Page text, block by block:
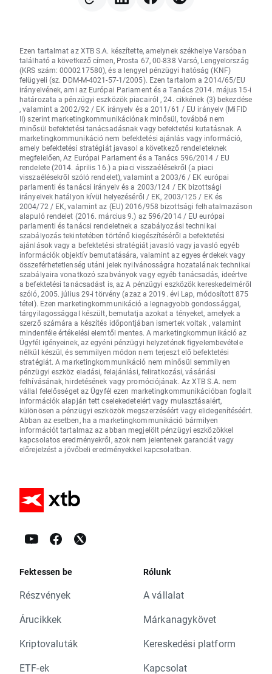
Ezen tartalmat az XTB S.A. készítette, amelynek székhelye Varsóban
található a következő címen, Prosta 67, 00-838 Varsó, Lengyelország
(KRS szám: 0000217580), és a lengyel pénzügyi hatóság (KNF)
felügyeli (sz. DDM-M-4021-57-1/2005). Ezen tartalom a 2014/65/EU
irányelvének, ami az Európai Parlament és a Tanács 2014. május 15-i
határozata a pénzügyi eszközök piacairól , 24. cikkének (3) bekezdése
, valamint a 2002/92 / EK irányelv és a 2011/61 / EU irányelv (MiFID
II) szerint marketingkommunikációnak minősül, továbbá nem
minősül befektetési tanácsadásnak vagy befektetési kutatásnak. A
marketingkommunikáció nem befektetési ajánlás vagy információ,
amely befektetési stratégiát javasol a következő rendeleteknek
megfelelően, Az Európai Parlament és a Tanács 596/2014 / EU
rendelete (2014. április 16.) a piaci visszaélésekről (a piaci
visszaélésekről szóló rendelet), valamint a 2003/6 / EK európai
parlamenti és tanácsi irányelv és a 2003/124 / EK bizottsági
irányelvek hatályon kívül helyezéséről / EK, 2003/125 / EK és
2004/72 / EK, valamint az (EU) 2016/958 bizottsági felhatalmazáson
alapuló rendelet (2016. március 9.) az 596/2014 / EU európai
parlamenti és tanácsi rendeletnek a szabályozási technikai
szabályozás tekintetében történő kiegészítéséről a befektetési
ajánlások vagy a befektetési stratégiát javasló vagy javasló egyéb
információk objektív bemutatására, valamint az egyes érdekek vagy
összeférhetetlenség utáni jelek nyilvánosságra hozatalának technikai
szabályaira vonatkozó szabványok vagy egyéb tanácsadás, ideértve
a befektetési tanácsadást is, az A pénzügyi eszközök kereskedelméről
szóló, 2005. július 29-i törvény (azaz a 2019. évi Lap, módosított 875
tétel). Ezen marketingkommunikáció a legnagyobb gondossággal,
tárgyilagossággal készült, bemutatja azokat a tényeket, amelyek a
szerző számára a készítés időpontjában ismertek voltak , valamint
mindenféle értékelési elemtől mentes. A marketingkommunikáció az
Ügyfél igényeinek, az egyéni pénzügyi helyzetének figyelembevétele
nélkül készül, és semmilyen módon nem terjeszt elő befektetési
stratégiát. A marketingkommunikáció nem minősül semmilyen
pénzügyi eszköz eladási, felajánlási, feliratkozási, vásárlási
felhívásának, hirdetésének vagy promóciójának. Az XTB S.A. nem
vállal felelősséget az Ügyfél ezen marketingkommunikációban foglalt
információk alapján tett cselekedeteiért vagy mulasztásaiért,
különösen a pénzügyi eszközök megszerzéséért vagy elidegenítéséért.
Abban az esetben, ha a marketingkommunikáció bármilyen
információt tartalmaz az abban megjelölt pénzügyi eszközökkel
kapcsolatos eredményekről, azok nem jelentenek garanciát vagy
előrejelzést a jövőbeli eredményekkel kapcsolatban.
Fektessen be
Részvények
Árucikkek
Kriptovaluták
ETF-ek
Rólunk
A vállalat
Márkanagykövet
Kereskedési platform
Kapcsolat